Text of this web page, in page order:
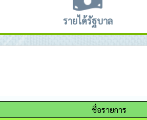
รายได้รัฐบาล
ชื่อรายการ